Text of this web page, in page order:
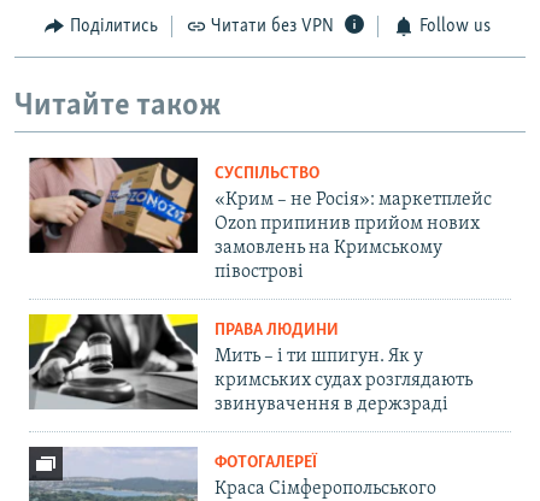
Поділитись Читати без VPN Follow us
Читайте також
СУСПІЛЬСТВО
«Крим – не Росія»: маркетплейс
Ozon припинив прийом нових
замовлень на Кримському
півострові
ПРАВА ЛЮДИНИ
Мить – і ти шпигун. Як у
кримських судах розглядають
звинувачення в держзраді
ФОТОГАЛЕРЕЇ
Краса Сімферопольського